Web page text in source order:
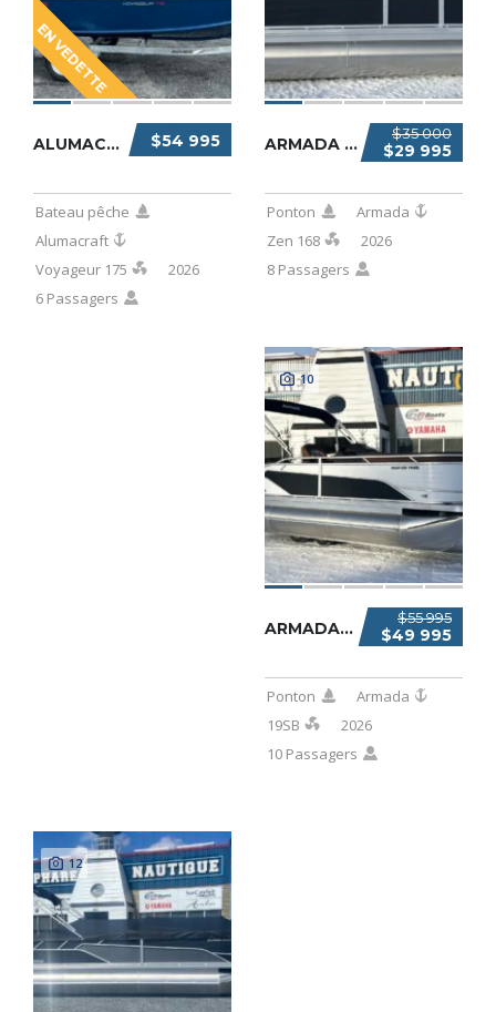
EN VEDETTE
$54 995
ALUMACRAFT VOYAGEUR 175 2026
Bateau pêche
Alumacraft
Voyageur 175
2026
6 Passagers
$35 000
$29 995
ARMADA ZEN 168 2026
Ponton
Armada
Zen 168
2026
8 Passagers
10
$55 995
$49 995
ARMADA 19SB 2026
Ponton
Armada
19SB
2026
10 Passagers
12